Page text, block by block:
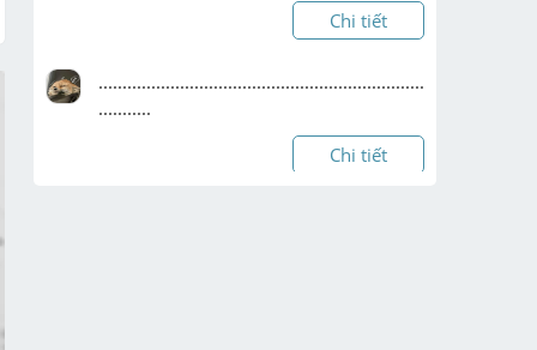
Chi tiết
....................................................................
...........
Chi tiết